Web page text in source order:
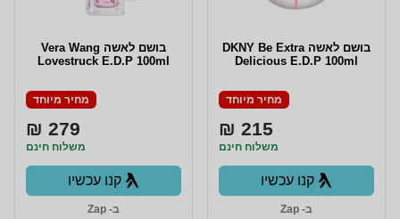
בושם לאשה DKNY Be Extra
Delicious E.D.P 100ml
מחיר מיוחד
215 ₪
משלוח חינם
קנו עכשיו
ב- Zap
בושם לאשה Vera Wang
Lovestruck E.D.P 100ml
מחיר מיוחד
279 ₪
משלוח חינם
קנו עכשיו
ב- Zap